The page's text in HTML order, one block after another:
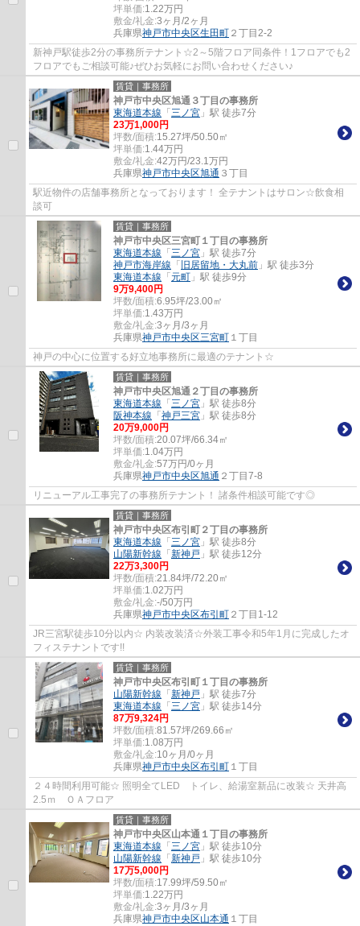
坪単価:1.22万円
敷金/礼金:3ヶ月/2ヶ月
兵庫県神戸市中央区生田町 ２丁目2-2
新神戸駅徒歩2分の事務所テナント☆2～5階フロア同条件！1フロアでも2
フロアでもご相談可能♪ぜひお気軽にお問い合わせください♪
賃貸｜事務所
神戸市中央区旭通３丁目の事務所
東海道本線 「 三ノ宮 」駅 徒歩7分
23万1,000円
坪数/面積:15.27坪/50.50㎡
坪単価:1.44万円
敷金/礼金:42万円/23.1万円
兵庫県神戸市中央区旭通 ３丁目
駅近物件の店舗事務所となっております！ 全テナントはサロン☆飲食相
談可
賃貸｜事務所
神戸市中央区三宮町１丁目の事務所
東海道本線 「 三ノ宮 」駅 徒歩7分
神戸市海岸線 「 旧居留地・大丸前 」駅 徒歩3分
東海道本線 「 元町 」駅 徒歩9分
9万9,400円
坪数/面積:6.95坪/23.00㎡
坪単価:1.43万円
敷金/礼金:3ヶ月/3ヶ月
兵庫県神戸市中央区三宮町 １丁目
神戸の中心に位置する好立地事務所に最適のテナント☆
賃貸｜事務所
神戸市中央区旭通２丁目の事務所
東海道本線 「 三ノ宮 」駅 徒歩8分
阪神本線 「 神戸三宮 」駅 徒歩8分
20万9,000円
坪数/面積:20.07坪/66.34㎡
坪単価:1.04万円
敷金/礼金:57万円/0ヶ月
兵庫県神戸市中央区旭通 ２丁目7-8
リニューアル工事完了の事務所テナント！ 諸条件相談可能です◎
賃貸｜事務所
神戸市中央区布引町２丁目の事務所
東海道本線 「 三ノ宮 」駅 徒歩8分
山陽新幹線 「 新神戸 」駅 徒歩12分
22万3,300円
坪数/面積:21.84坪/72.20㎡
坪単価:1.02万円
敷金/礼金:-/50万円
兵庫県神戸市中央区布引町 ２丁目1-12
JR三宮駅徒歩10分以内☆ 内装改装済☆外装工事令和5年1月に完成したオ
フィステナントです!!
賃貸｜事務所
神戸市中央区布引町１丁目の事務所
山陽新幹線 「 新神戸 」駅 徒歩7分
東海道本線 「 三ノ宮 」駅 徒歩14分
87万9,324円
坪数/面積:81.57坪/269.66㎡
坪単価:1.08万円
敷金/礼金:10ヶ月/0ヶ月
兵庫県神戸市中央区布引町 １丁目
２４時間利用可能☆ 照明全てLED トイレ、給湯室新品に改装☆ 天井高
2.5ｍ ＯＡフロア
賃貸｜事務所
神戸市中央区山本通１丁目の事務所
東海道本線 「 三ノ宮 」駅 徒歩10分
山陽新幹線 「 新神戸 」駅 徒歩10分
17万5,000円
坪数/面積:17.99坪/59.50㎡
坪単価:1.22万円
敷金/礼金:3ヶ月/3ヶ月
兵庫県神戸市中央区山本通 １丁目